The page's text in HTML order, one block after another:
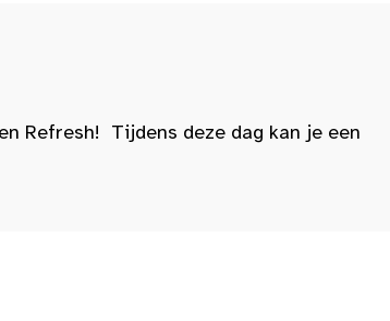
Refresh! Tijdens deze dag kan je een